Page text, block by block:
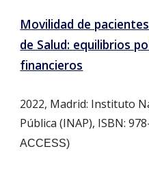
Movilidad de
de Salud: equilibrios
financieros
2022, Madrid: Instituto
Pública (INAP), ISBN:
ACCESS)